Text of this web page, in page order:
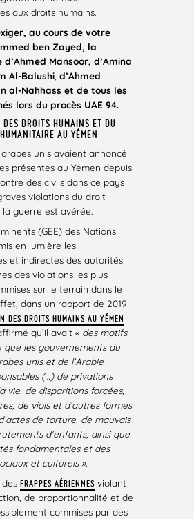
aux droits humains.
au cours de votre
ben Zayed, la
Mansoor, d’Amina
Al-Balushi d’Ahmed
al-Nahhass et de tous les
lors du procès UAE 94.
DROITS HUMAINS ET DU
AU YÉMEN
unis avaient annoncé
présentes au Yémen depuis
des civils dans ce pays
violations du droit
guerre est avérée.
(GEE) des Nations
en lumière les
et indirectes des autorités
des violations les plus
sur le terrain dans le
dans un rapport de 2019
DES DROITS HUMAINS AU YÉMEN
qu’il avait « des motifs
que les gouvernements du
unis et de l’Arabie
(…) de privations
vie, de disparitions forcées,
de viols et d’autres formes
de torture, de mauvais
d’enfants, ainsi que
fondamentales et des
et culturels ».
FRAPPES AÉRIENNES violant
de proportionnalité et de
commises par des